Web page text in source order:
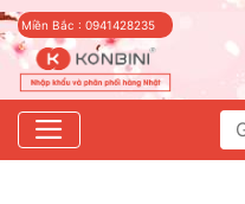
Skip
to
content
Miền Bắc : 0941428235
Tìm